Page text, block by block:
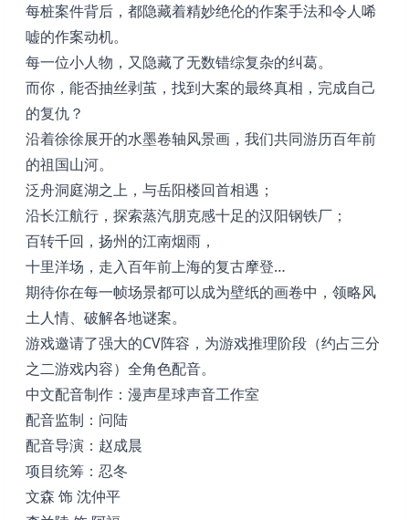
每桩案件背后，都隐藏着精妙绝伦的作案手法和令人唏
嘘的作案动机。
每一位小人物，又隐藏了无数错综复杂的纠葛。
而你，能否抽丝剥茧，找到大案的最终真相，完成自己
的复仇？
沿着徐徐展开的水墨卷轴风景画，我们共同游历百年前
的祖国山河。
泛舟洞庭湖之上，与岳阳楼回首相遇；
沿长江航行，探索蒸汽朋克感十足的汉阳钢铁厂；
百转千回，扬州的江南烟雨，
十里洋场，走入百年前上海的复古摩登…
期待你在每一帧场景都可以成为壁纸的画卷中，领略风
土人情、破解各地谜案。
游戏邀请了强大的CV阵容，为游戏推理阶段（约占三分
之二游戏内容）全角色配音。
中文配音制作：漫声星球声音工作室
配音监制：问陆
配音导演：赵成晨
项目统筹：忍冬
文森 饰 沈仲平